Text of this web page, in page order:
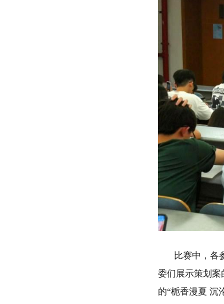
比赛中，各
委们展示策划
的“栀香漫夏 沉